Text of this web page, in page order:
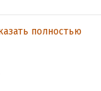
подбил на пари. Но
полностью